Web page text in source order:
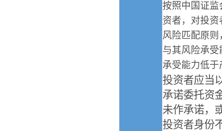
按照中国证
资者，对投
风险匹配原
与其风险承
承受能力低
投资者应当
承诺委托资
未作承诺，
投资者身份